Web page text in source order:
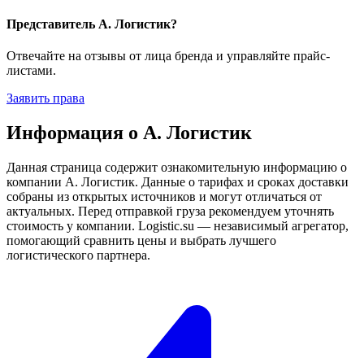
Представитель А. Логистик?
Отвечайте на отзывы от лица бренда и управляйте прайс-
листами.
Заявить права
Информация о А. Логистик
Данная страница содержит ознакомительную информацию о
компании А. Логистик. Данные о тарифах и сроках доставки
собраны из открытых источников и могут отличаться от
актуальных. Перед отправкой груза рекомендуем уточнять
стоимость у компании. Logistic.su — независимый агрегатор,
помогающий сравнить цены и выбрать лучшего
логистического партнера.